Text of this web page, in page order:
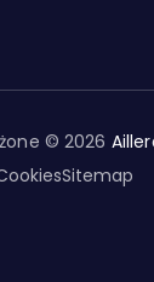
© 2026
Sitemap